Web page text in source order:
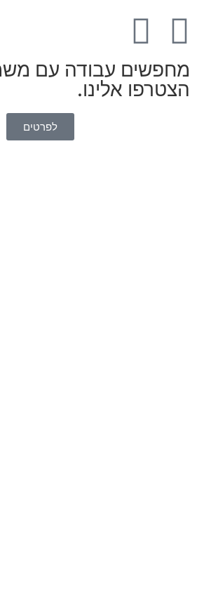
עבודה עם
אלינו.
לפרטים